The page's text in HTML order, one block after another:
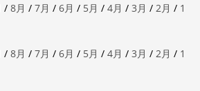
/ 8月 / 7月 / 6月 / 5月 / 4月 / 3月 / 2月 / 1
/ 8月 / 7月 / 6月 / 5月 / 4月 / 3月 / 2月 / 1